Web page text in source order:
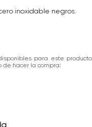
inoxidable negros.
para este
de hacer la compra: